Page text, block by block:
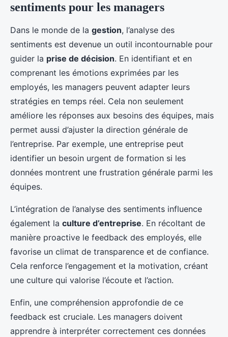
sentiments pour les managers
Dans le monde de la gestion, l’analyse des
sentiments est devenue un outil incontournable pour
guider la prise de décision. En identifiant et en
comprenant les émotions exprimées par les
employés, les managers peuvent adapter leurs
stratégies en temps réel. Cela non seulement
améliore les réponses aux besoins des équipes, mais
permet aussi d’ajuster la direction générale de
l’entreprise. Par exemple, une entreprise peut
identifier un besoin urgent de formation si les
données montrent une frustration générale parmi les
équipes.
L’intégration de l’analyse des sentiments influence
également la culture d’entreprise. En récoltant de
manière proactive le feedback des employés, elle
favorise un climat de transparence et de confiance.
Cela renforce l’engagement et la motivation, créant
une culture qui valorise l’écoute et l’action.
Enfin, une compréhension approfondie de ce
feedback est cruciale. Les managers doivent
apprendre à interpréter correctement ces données